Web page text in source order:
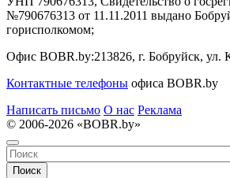
№790676313 от 11.11.2011 выдано
горисполкомом;
Офис BOBR.by:213826, г. Бобруйск, ул.
Контактные телефоны офиса BOBR.by
Написать письмо О нас Реклама
© 2006-2026 «BOBR.by»
Поиск